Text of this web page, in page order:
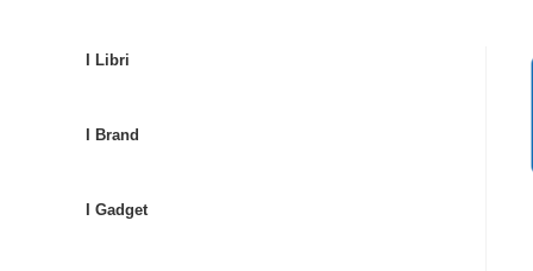
I Libri
I Brand
I Gadget